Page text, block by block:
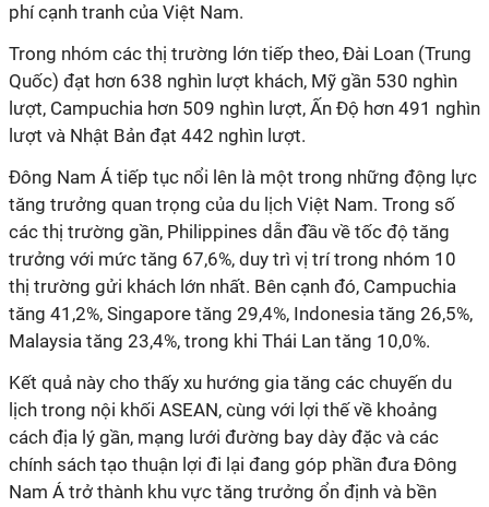
phí cạnh tranh của Việt Nam.
Trong nhóm các thị trường lớn tiếp theo, Đài Loan (Trung
Quốc) đạt hơn 638 nghìn lượt khách, Mỹ gần 530 nghìn
lượt, Campuchia hơn 509 nghìn lượt, Ấn Độ hơn 491 nghìn
lượt và Nhật Bản đạt 442 nghìn lượt.
Đông Nam Á tiếp tục nổi lên là một trong những động lực
tăng trưởng quan trọng của du lịch Việt Nam. Trong số
các thị trường gần, Philippines dẫn đầu về tốc độ tăng
trưởng với mức tăng 67,6%, duy trì vị trí trong nhóm 10
thị trường gửi khách lớn nhất. Bên cạnh đó, Campuchia
tăng 41,2%, Singapore tăng 29,4%, Indonesia tăng 26,5%,
Malaysia tăng 23,4%, trong khi Thái Lan tăng 10,0%.
Kết quả này cho thấy xu hướng gia tăng các chuyến du
lịch trong nội khối ASEAN, cùng với lợi thế về khoảng
cách địa lý gần, mạng lưới đường bay dày đặc và các
chính sách tạo thuận lợi đi lại đang góp phần đưa Đông
Nam Á trở thành khu vực tăng trưởng ổn định và bền